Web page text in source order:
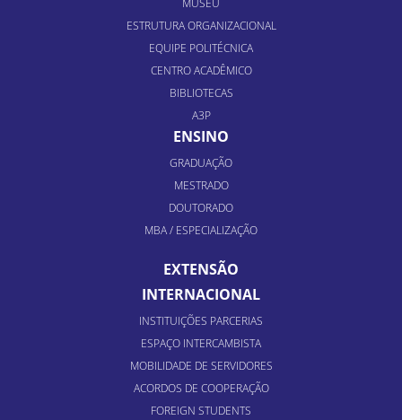
MUSEU
ESTRUTURA ORGANIZACIONAL
EQUIPE POLITÉCNICA
CENTRO ACADÊMICO
BIBLIOTECAS
A3P
ENSINO
GRADUAÇÃO
MESTRADO
DOUTORADO
MBA / ESPECIALIZAÇÃO
EXTENSÃO
INTERNACIONAL
INSTITUIÇÕES PARCERIAS
ESPAÇO INTERCAMBISTA
MOBILIDADE DE SERVIDORES
ACORDOS DE COOPERAÇÃO
FOREIGN STUDENTS